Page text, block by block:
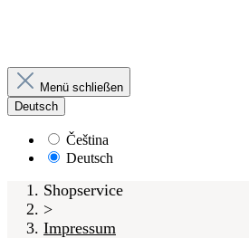
Menü schließen
Deutsch
Čeština
Deutsch
Shopservice
>
Impressum